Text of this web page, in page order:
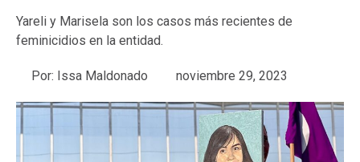
Yareli y Marisela son los casos más recientes de
feminicidios en la entidad.
Por: Issa Maldonado noviembre 29, 2023